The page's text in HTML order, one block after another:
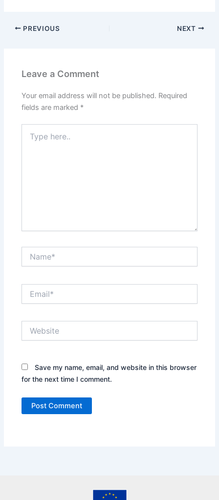
PREVIOUS NEXT
Leave a Comment
Your email address will not be published. Required
fields are marked *
here..
Save my name, email, and website in this browser
for the next time I comment.